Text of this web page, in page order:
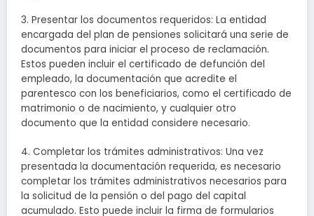
3. Presentar los documentos requeridos: La entidad
encargada del plan de pensiones solicitará una serie de
documentos para iniciar el proceso de reclamación.
Estos pueden incluir el certificado de defunción del
empleado, la documentación que acredite el
parentesco con los beneficiarios, como el certificado de
matrimonio o de nacimiento, y cualquier otro
documento que la entidad considere necesario.
4. Completar los trámites administrativos: Una vez
presentada la documentación requerida, es necesario
completar los trámites administrativos necesarios para
la solicitud de la pensión o del pago del capital
acumulado. Esto puede incluir la firma de formularios